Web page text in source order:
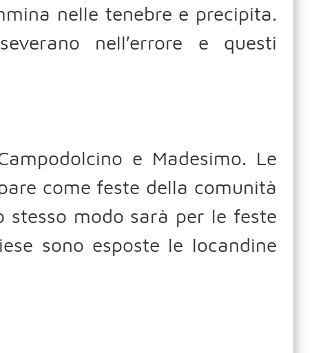
nelle tenebre e precipita.
nell′errore e questi
e Madesimo. Le
come feste della comunità
stesso modo sarà per le feste
sono esposte le locandine